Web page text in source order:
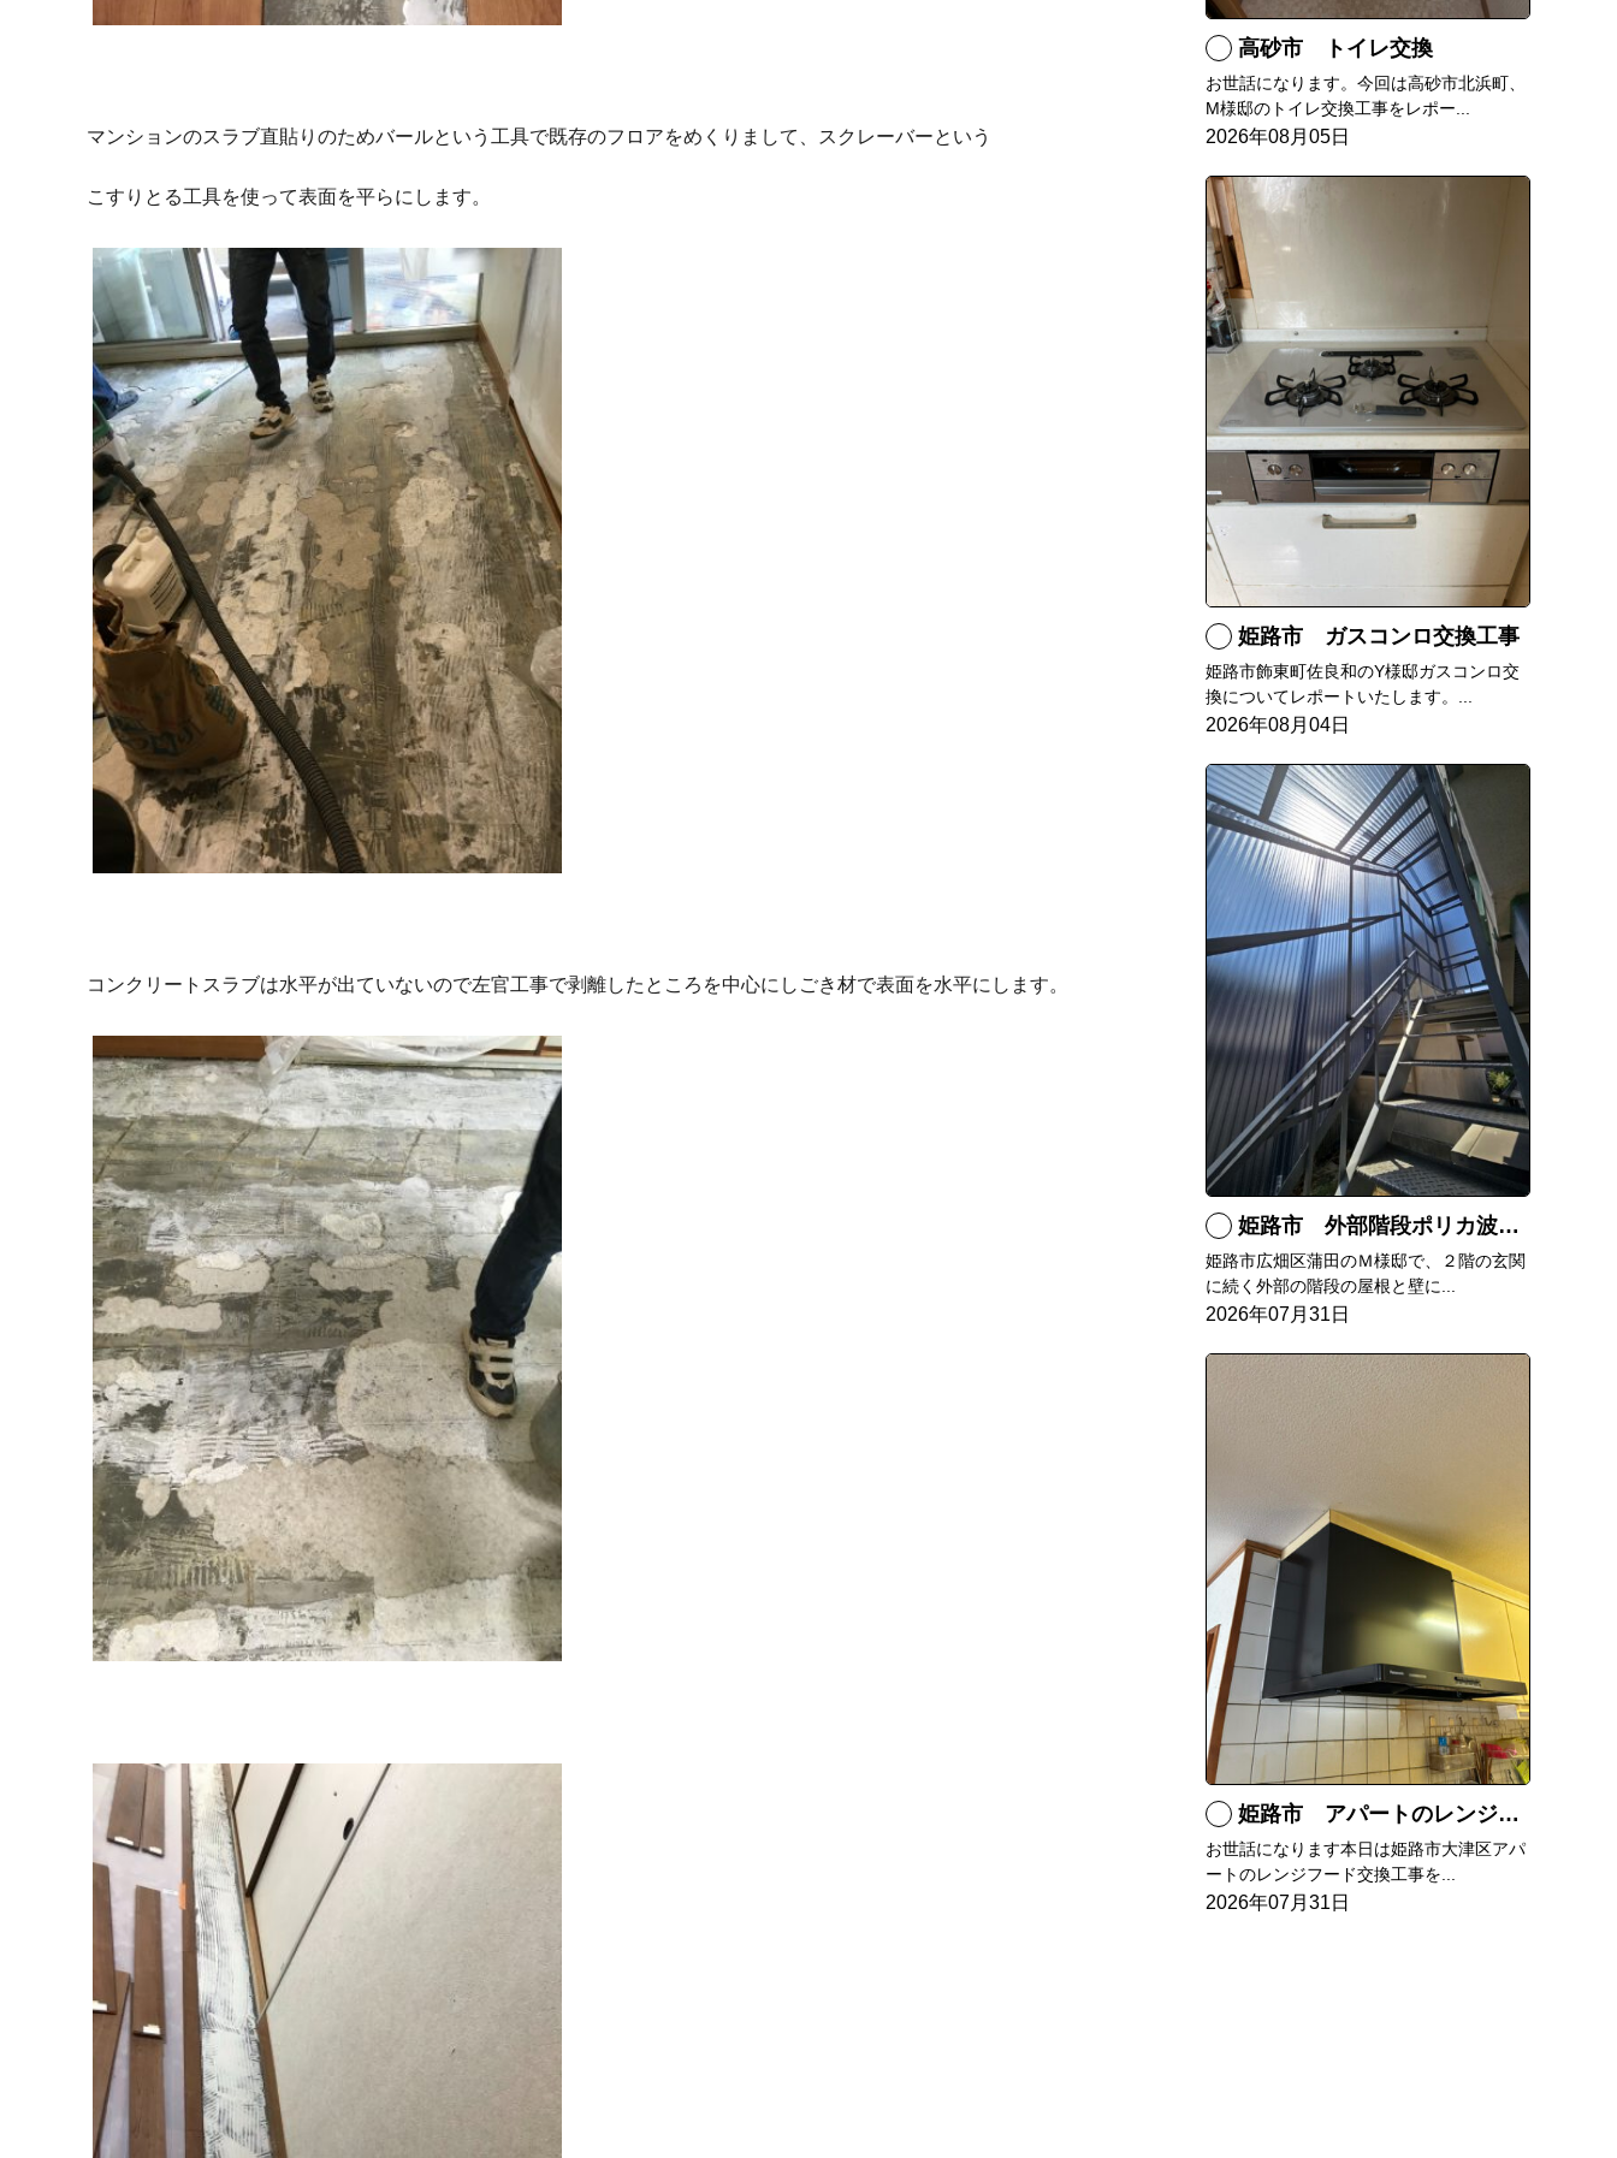
マンションのスラブ直貼りのためバールという工具で既存のフロアをめくりまして、スクレーバーという
こすりとる工具を使って表面を平らにします。
コンクリートスラブは水平が出ていないので左官工事で剥離したところを中心にしごき材で表面を水平にします。
高砂市 トイレ交換
お世話になります。今回は高砂市北浜町、
M様邸のトイレ交換工事をレポー...
2026年08月05日
姫路市 ガスコンロ交換工事
姫路市飾東町佐良和のY様邸ガスコンロ交
換についてレポートいたします。...
2026年08月04日
姫路市 外部階段ポリカ波板張替工事
姫路市広畑区蒲田のＭ様邸で、２階の玄関
に続く外部の階段の屋根と壁に...
2026年07月31日
姫路市 アパートのレンジフード交換
お世話になります本日は姫路市大津区アパ
ートのレンジフード交換工事を...
2026年07月31日